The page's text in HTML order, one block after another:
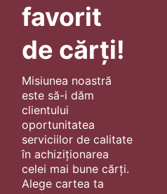
favorit
de cărți!
Misiunea noastră
este să-i dăm
clientului
oportunitatea
serviciilor de calitate
în achiziționarea
celei mai bune cărți.
Alege cartea ta